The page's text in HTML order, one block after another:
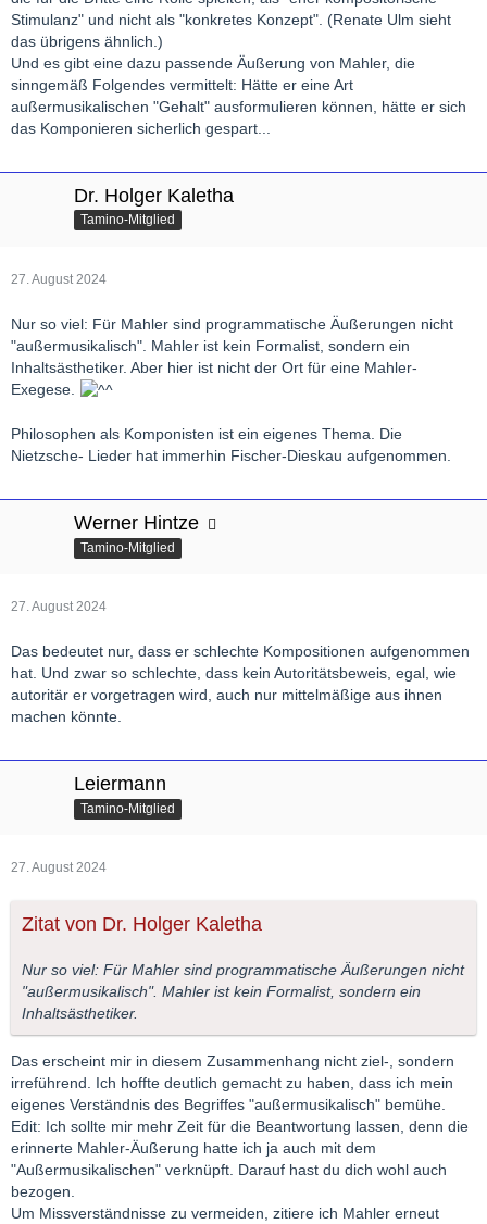
Stimulanz" und nicht als "konkretes Konzept". (Renate Ulm sieht
das übrigens ähnlich.)
Und es gibt eine dazu passende Äußerung von Mahler, die
sinngemäß Folgendes vermittelt: Hätte er eine Art
außermusikalischen "Gehalt" ausformulieren können, hätte er sich
das Komponieren sicherlich gespart...
Dr. Holger Kaletha
Tamino-Mitglied
27. August 2024
Nur so viel: Für Mahler sind programmatische Äußerungen nicht
"außermusikalisch". Mahler ist kein Formalist, sondern ein
Inhaltsästhetiker. Aber hier ist nicht der Ort für eine Mahler-
Exegese.
Philosophen als Komponisten ist ein eigenes Thema. Die
Nietzsche- Lieder hat immerhin Fischer-Dieskau aufgenommen.
Werner Hintze
Tamino-Mitglied
27. August 2024
Das bedeutet nur, dass er schlechte Kompositionen aufgenommen
hat. Und zwar so schlechte, dass kein Autoritätsbeweis, egal, wie
autoritär er vorgetragen wird, auch nur mittelmäßige aus ihnen
machen könnte.
Leiermann
Tamino-Mitglied
27. August 2024
Zitat von Dr. Holger Kaletha
Nur so viel: Für Mahler sind programmatische Äußerungen nicht
"außermusikalisch". Mahler ist kein Formalist, sondern ein
Inhaltsästhetiker.
Das erscheint mir in diesem Zusammenhang nicht ziel-, sondern
irreführend. Ich hoffte deutlich gemacht zu haben, dass ich mein
eigenes Verständnis des Begriffes "außermusikalisch" bemühe.
Edit: Ich sollte mir mehr Zeit für die Beantwortung lassen, denn die
erinnerte Mahler-Äußerung hatte ich ja auch mit dem
"Außermusikalischen" verknüpft. Darauf hast du dich wohl auch
bezogen.
Um Missverständnisse zu vermeiden, zitiere ich Mahler erneut